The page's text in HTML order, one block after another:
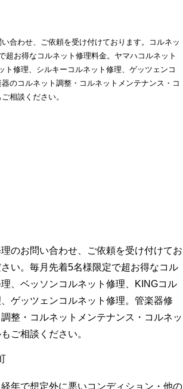
合わせ、ご依頼を受け付けております。コルネッ
超お得なコルネット修理料金。ヤマハコルネット
修理、シルキーコルネット修理、ゲッツェンコ
のコルネット調整・コルネットメンテナンス・コ
相談ください。
のお問い合わせ、ご依頼を受け付けてお
い。毎月先着5名様限定で超お得なコル
、ベッソンコルネット修理、KINGコル
ゲッツェンコルネット修理。管楽器修
整・コルネットメンテナンス・コルネッ
ご相談ください。
年で想定外に悪いコンディション・他の